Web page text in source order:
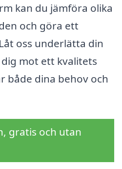
kan du jämföra olika
och göra ett
oss underlätta din
mot ett kvalitets
både dina behov och
gratis och utan